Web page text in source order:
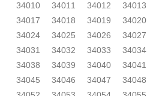
34010
34011 34012 34013
34017
34018 34019 34020
34024
34025 34026 34027
34031
34032 34033 34034
34038
34039 34040 34041
34045
34046 34047 34048